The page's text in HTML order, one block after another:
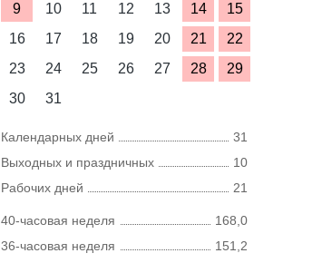
9
10 11 12 13 14
15
16
17 18 19 20 21
22
23
24 25 26 27 28
29
30
31
Календарных дней
31
Выходных и праздничных
10
Рабочих дней
21
40-часовая неделя
168,0
36-часовая неделя
151,2